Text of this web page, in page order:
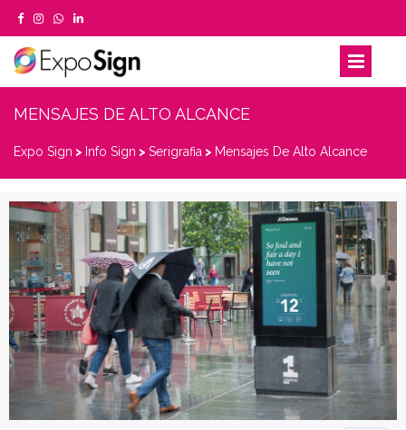
MENSAJES DE ALTO ALCANCE
Expo Sign > Info Sign > Serigrafia > Mensajes De Alto Alcance